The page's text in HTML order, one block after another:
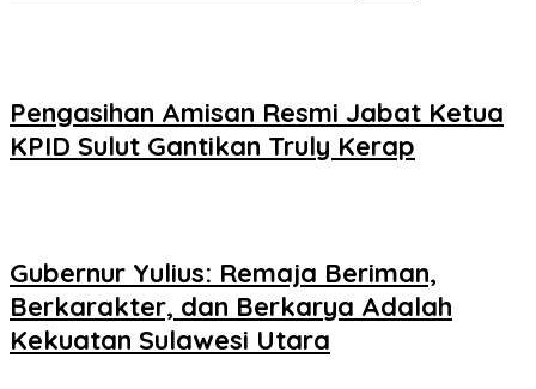
Pengasihan Amisan Resmi Jabat Ketua
KPID Sulut Gantikan Truly Kerap
Gubernur Yulius: Remaja Beriman,
Berkarakter, dan Berkarya Adalah
Kekuatan Sulawesi Utara